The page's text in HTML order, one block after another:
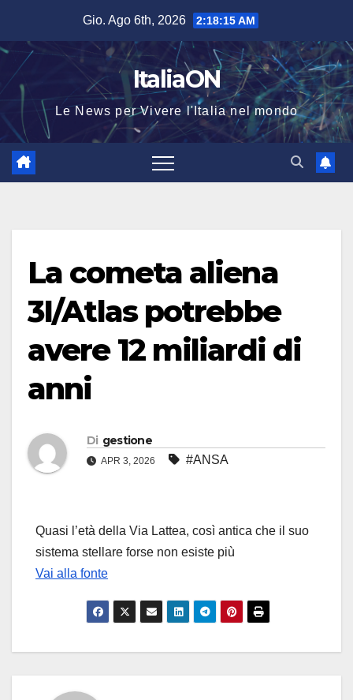
contenuto
Gio. Ago 6th, 2026 2:18:16 AM
ItaliaON
Le News per Vivere l'Italia nel mondo
La cometa aliena
3I/Atlas potrebbe
avere 12 miliardi di
anni
Di gestione
APR 3, 2026 #ANSA
Quasi l’età della Via Lattea, così antica che il suo
sistema stellare forse non esiste più
Vai alla fonte